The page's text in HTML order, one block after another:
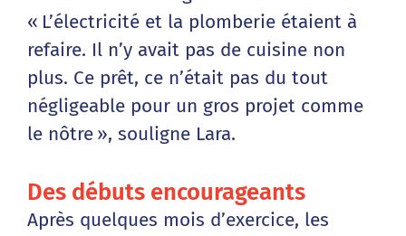
« L’électricité et la plomberie étaient à
refaire. Il n’y avait pas de cuisine non
plus. Ce prêt, ce n’était pas du tout
négligeable pour un gros projet comme
le nôtre », souligne Lara.
Des débuts encourageants
Après quelques mois d’exercice, les